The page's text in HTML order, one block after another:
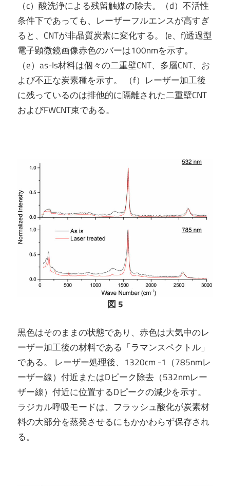
（c）酸洗浄による残留触媒の除去。（d）不活性
条件下であっても、レーザーフルエンスが高すぎ
ると、CNTが非晶質炭素に変化する。 (e、f)透過型
電子顕微鏡画像赤色のバーは100nmを示す。
（e）as-Is材料は個々の二重壁CNT、多層CNT、お
よび不正な炭素種を示す。 （f）レーザー加工後
に残っているのは排他的に隔離された二重壁CNT
およびFWCNT束である。
図 5
黒色はそのままの状態であり、赤色は大気中のレ
ーザー加工後の材料である「ラマンスペクトル」
である。 レーザー処理後、1320cm -1（785nmレ
ーザー線）付近またはDピーク除去（532nmレー
ザー線）付近に位置するDピークの減少を示す。
ラジカル呼吸モードは、フラッシュ酸化が炭素材
料の大部分を蒸発させるにもかかわらず保存され
る。